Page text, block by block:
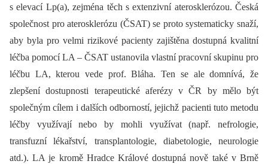
s elevací Lp(a), zejména těch s extenzivní aterosklerózou. Česká
společnost pro aterosklerózu (ČSAT) se proto systematicky snaží,
aby byla pro velmi rizikové pacienty zajištěna dostupná kvalitní
léčba pomocí LA –⁠ ČSAT ustanovila vlastní pracovní skupinu pro
léčbu LA, kterou vede prof. Bláha. Ten se ale domnívá, že
zlepšení dostupnosti terapeutické aferézy v ČR by mělo být
společným cílem i dalších odborností, jejichž pacienti tuto metodu
léčby využívají nebo by mohli využívat (např. nefrologie,
transfuzní lékařství, transplantologie, diabetologie, neurologie
atd.). LA je kromě Hradce Králové dostupná nově také v Brně